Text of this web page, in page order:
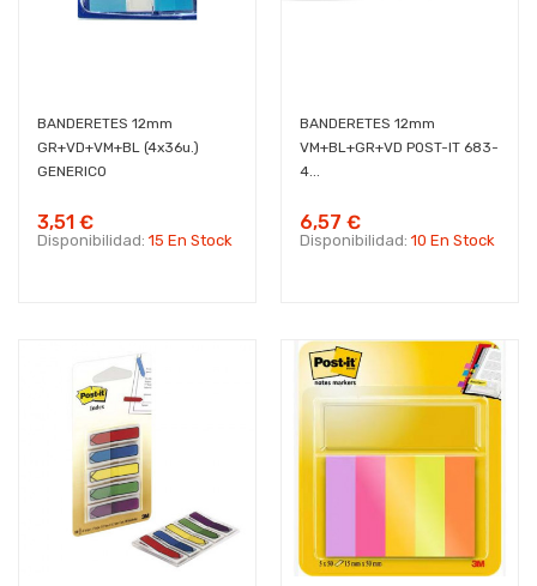
BANDERETES 12mm
GR+VD+VM+BL (4x36u.)
GENERICO
3,51 €
Disponibilidad: 15 En Stock
BANDERETES 12mm
VM+BL+GR+VD POST-IT 683-
4...
6,57 €
Disponibilidad: 10 En Stock